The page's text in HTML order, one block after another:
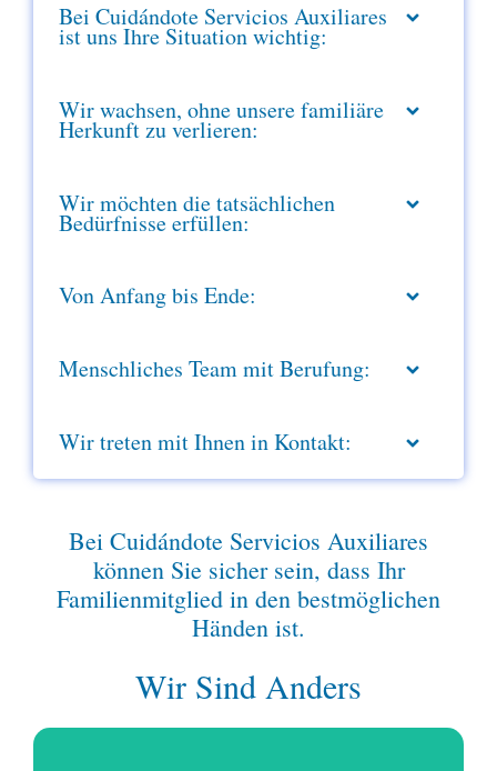
Bei Cuidándote Servicios Auxiliares
ist uns Ihre Situation wichtig:
Wir wachsen, ohne unsere familiäre
Herkunft zu verlieren:
Wir möchten die tatsächlichen
Bedürfnisse erfüllen:
Von Anfang bis Ende:
Menschliches Team mit Berufung:
Wir treten mit Ihnen in Kontakt:
Bei Cuidándote Servicios Auxiliares
können Sie sicher sein, dass Ihr
Familienmitglied in den bestmöglichen
Händen ist.
Wir Sind Anders